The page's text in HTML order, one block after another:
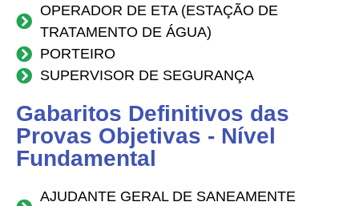
OPERADOR DE ETA (ESTAÇÃO DE
TRATAMENTO DE ÁGUA)
PORTEIRO
SUPERVISOR DE SEGURANÇA
Gabaritos Definitivos das
Provas Objetivas - Nível
Fundamental
AJUDANTE GERAL DE SANEAMENTE